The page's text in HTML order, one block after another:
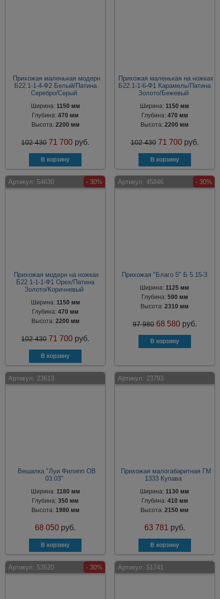
Прихожая маленькая модерн
Б22.1-1-4-Ф2 Белый/Патина
Серебро/Серый
Ширина: 1150 мм
Глубина:470 мм
Высота: 2200 мм
102 430 71 700 руб.
Прихожая маленькая на ножках
Б22.1-1-6-Ф1 Карамель/Патина
Золото/Бежевый
Ширина:1150 мм
Глубина: 470 мм
Высота:2200 мм
102 430 71 700 руб.
Артикул: 54630 - 30%
Прихожая модерн на ножках
Б22.1-1-1-Ф1 Орех/Патина
Золото/Коричневый
Ширина: 1150 мм
Глубина:470 мм
Высота: 2200 мм
102 430 71 700 руб.
Артикул: 45846 - 30%
Прихожая "Благо 5" Б 5.15-3
Ширина:1125 мм
Глубина: 590 мм
Высота:2310 мм
97 980 68 580 руб.
Артикул: 23613
Вешалка "Луи Филипп ОВ
03.03"
Ширина: 1180 мм
Глубина:350 мм
Высота: 1980 мм
68 050 руб.
Артикул: 23793
Прихожая малогабаритная ГМ
1333 Купава
Ширина:1130 мм
Глубина: 410 мм
Высота:2150 мм
63 781 руб.
Артикул: 53520 - 30% Артикул: 51741